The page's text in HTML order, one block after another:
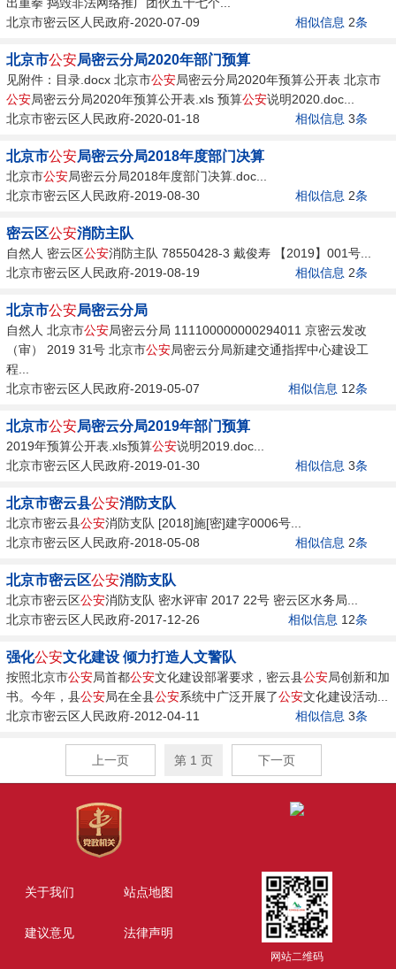
北京市密云区人民政府-2020-07-09
相似信息 2条
北京市公安局密云分局2020年部门预算
见附件：目录.docx 北京市公安局密云分局2020年预算公开表 北京市
公安局密云分局2020年预算公开表.xls 预算公安说明2020.doc...
北京市密云区人民政府-2020-01-18
相似信息 3条
北京市公安局密云分局2018年度部门决算
北京市公安局密云分局2018年度部门决算.doc...
北京市密云区人民政府-2019-08-30
相似信息 2条
密云区公安消防主队
自然人 密云区公安消防主队 78550428-3 戴俊寿 【2019】001号...
北京市密云区人民政府-2019-08-19
相似信息 2条
北京市公安局密云分局
自然人 北京市公安局密云分局 111100000000294011 京密云发改
（审） 2019 31号 北京市公安局密云分局新建交通指挥中心建设工
程...
北京市密云区人民政府-2019-05-07
相似信息 12条
北京市公安局密云分局2019年部门预算
2019年预算公开表.xls预算公安说明2019.doc...
北京市密云区人民政府-2019-01-30
相似信息 3条
北京市密云县公安消防支队
北京市密云县公安消防支队 [2018]施[密]建字0006号...
北京市密云区人民政府-2018-05-08
相似信息 2条
北京市密云区公安消防支队
北京市密云区公安消防支队 密水评审 2017 22号 密云区水务局...
北京市密云区人民政府-2017-12-26
相似信息 12条
强化公安文化建设 倾力打造人文警队
按照北京市公安局首都公安文化建设部署要求，密云县公安局创新和加
书。今年，县公安局在全县公安系统中广泛开展了公安文化建设活动...
北京市密云区人民政府-2012-04-11
相似信息 3条
上一页 第 1 页 下一页
关于我们 站点地图
建议意见 法律声明
网站二维码